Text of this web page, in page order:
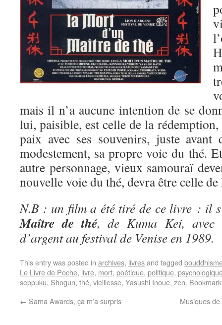
mais il n’a aucune intention de se
lui, paisible, est celle de la
paix avec ses souvenirs, juste
modestement, sa propre voie du thé.
autre personnage, vieux samouraï
nouvelle voie du thé, devra être celle
N.B : un film a été tiré de ce livre : il
Maître de thé, de Kuma Kei, avec
d’argent au festival de Venise en 1989.
This entry was posted in archives, livresand tagged
Le Livre de Poche, livre, mort, poétique, politique,
seppuku, Shogun, thé, vieillesse, Yasushi Inoue, zen.
← Sama Awards, ça m’a surpris Musiques